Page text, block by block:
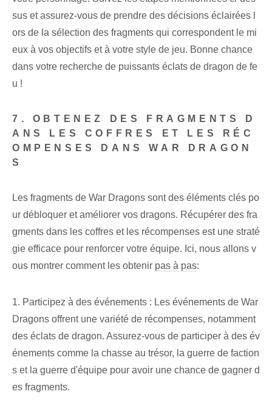
sus et assurez-vous de prendre des décisions éclairées l
ors de la sélection des fragments qui correspondent le mi
eux à vos objectifs et à votre style de jeu. Bonne chance
dans votre recherche de puissants éclats de dragon de fe
u !
7. OBTENEZ DES FRAGMENTS D
ANS LES COFFRES ET LES RÉC
OMPENSES DANS WAR DRAGON
S
Les fragments de War Dragons sont des éléments clés po
ur débloquer et améliorer vos dragons. Récupérer des fra
gments dans les coffres et les récompenses est une straté
gie efficace pour renforcer votre équipe. Ici, nous allons v
ous montrer comment les obtenir pas à pas:
1. Participez à des événements : Les événements de War
Dragons offrent une variété de récompenses, notamment
des éclats de dragon. Assurez-vous de participer à des év
énements comme la chasse au trésor, la guerre de faction
s et la guerre d'équipe pour avoir une chance de gagner d
es fragments.